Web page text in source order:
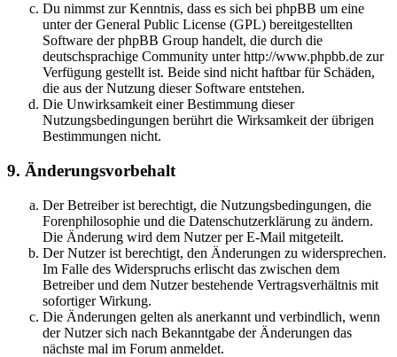
Du nimmst zur Kenntnis, dass es sich bei phpBB um eine
unter der General Public License (GPL) bereitgestellten
Software der phpBB Group handelt, die durch die
deutschsprachige Community unter http://www.phpbb.de zur
Verfügung gestellt ist. Beide sind nicht haftbar für Schäden,
die aus der Nutzung dieser Software entstehen.
Die Unwirksamkeit einer Bestimmung dieser
Nutzungsbedingungen berührt die Wirksamkeit der übrigen
Bestimmungen nicht.
9. Änderungsvorbehalt
Der Betreiber ist berechtigt, die Nutzungsbedingungen, die
Forenphilosophie und die Datenschutzerklärung zu ändern.
Die Änderung wird dem Nutzer per E-Mail mitgeteilt.
Der Nutzer ist berechtigt, den Änderungen zu widersprechen.
Im Falle des Widerspruchs erlischt das zwischen dem
Betreiber und dem Nutzer bestehende Vertragsverhältnis mit
sofortiger Wirkung.
Die Änderungen gelten als anerkannt und verbindlich, wenn
der Nutzer sich nach Bekanntgabe der Änderungen das
nächste mal im Forum anmeldet.